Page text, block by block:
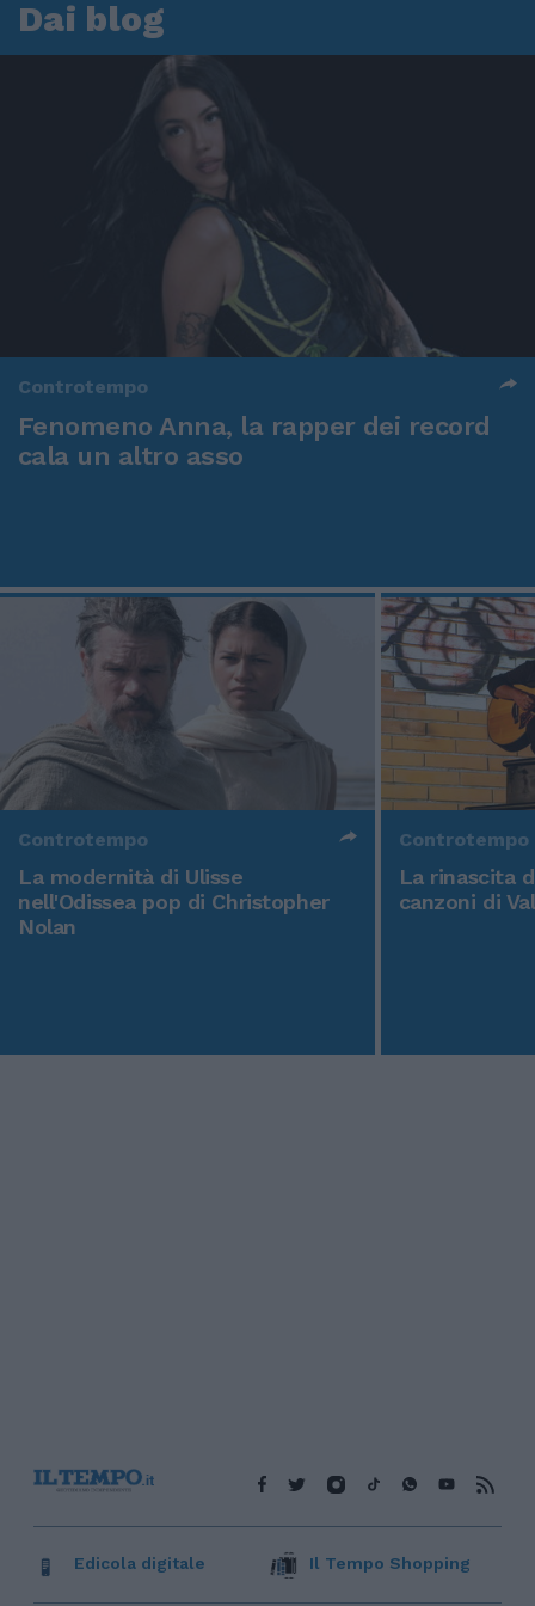
Dai blog
Controtempo
Fenomeno Anna, la rapper dei record
cala un altro asso
Controtempo
La modernità di Ulisse
nell'Odissea pop di Christopher
Nolan
Controtempo
La rinascita
canzoni di
Edicola digitale Il Tempo Shopping